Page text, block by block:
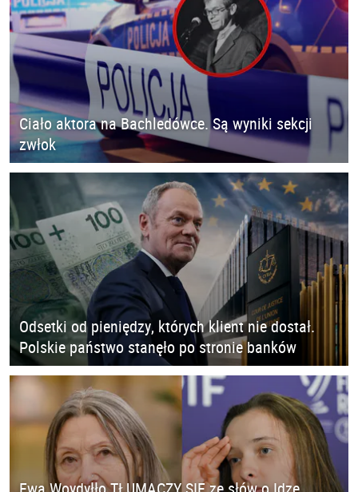
Ciało aktora na Bachledówce. Są wyniki sekcji
zwłok
Odsetki od pieniędzy, których klient nie dostał.
Polskie państwo stanęło po stronie banków